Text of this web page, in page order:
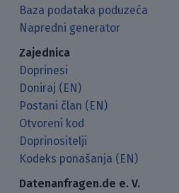
Baza podataka poduzeća
Napredni generator
Zajednica
Doprinesi
Doniraj (EN)
Postani član (EN)
Otvoreni kod
Doprinositelji
Kodeks ponašanja (EN)
Datenanfragen.de e. V.